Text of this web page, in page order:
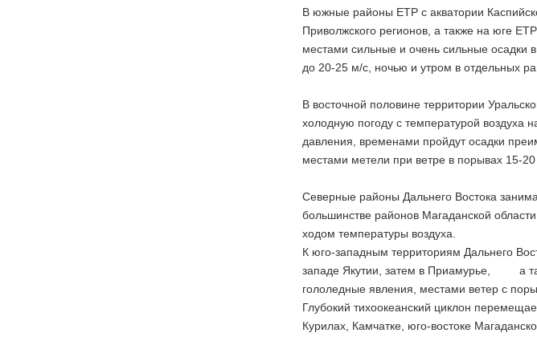
В южные районы ЕТР с акватории
Приволжского регионов, а также на юге
местами сильные и очень сильные осадки
до 20-25 м/с, ночью и утром в отдельных
В восточной половине территории
холодную погоду с температурой воздуха
давления, временами пройдут осадки
местами метели при ветре в порывах 15-
Северные районы Дальнего Востока
большинстве районов Магаданской
ходом температуры воздуха.
К юго-западным территориям Дальнего
западе Якутии, затем в Приамурье, а
гололедные явления, местами ветер с
Глубокий тихоокеанский циклон
Курилах, Камчатке, юго-востоке